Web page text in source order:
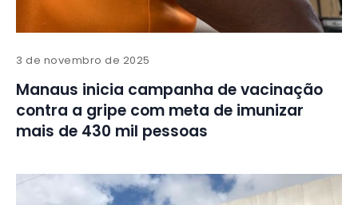
3 de novembro de 2025
Manaus inicia campanha de vacinação
contra a gripe com meta de imunizar
mais de 430 mil pessoas